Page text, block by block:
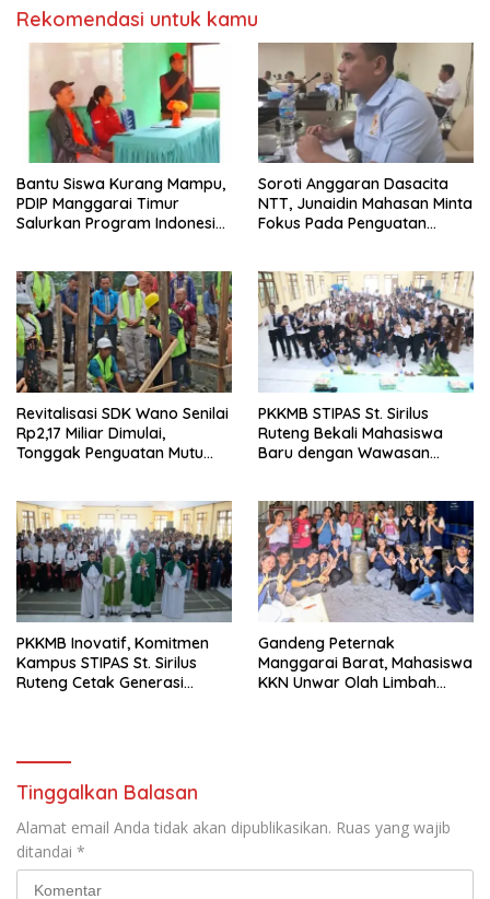
Rekomendasi untuk kamu
Bantu Siswa Kurang Mampu,
PDIP Manggarai Timur
Salurkan Program Indonesia
Soroti Anggaran Dasacita
NTT, Junaidin Mahasan Minta
Fokus Pada Penguatan
Revitalisasi SDK Wano Senilai
Rp2,17 Miliar Dimulai,
Tonggak Penguatan Mutu
PKKMB STIPAS St. Sirilus
Ruteng Bekali Mahasiswa
Baru dengan Wawasan
PKKMB Inovatif, Komitmen
Kampus STIPAS St. Sirilus
Ruteng Cetak Generasi
Gandeng Peternak
Manggarai Barat, Mahasiswa
KKN Unwar Olah Limbah
Tinggalkan Balasan
Alamat email Anda tidak akan dipublikasikan. Ruas yang wajib
ditandai *